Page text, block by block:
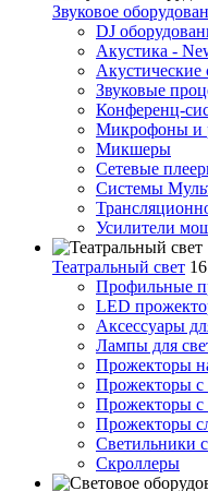
Звуковое
DJ
Акустика -
Акустические
Звуковые
Конференц-
Микрофоны и
Микшеры
Сетевые
Системы
Усилители
Театральный свет
Профильные
LED
Аксессуары
Лампы для
Прожекторы
Прожекторы с
Прожекторы с
Прожекторы
Светильники
Скроллеры